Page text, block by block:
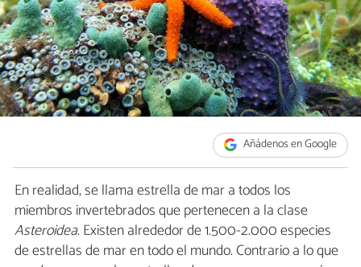
Añádenos en Google
En realidad, se llama estrella de mar a todos los
miembros invertebrados que pertenecen a la clase
Asteroidea. Existen alrededor de 1.500-2.000 especies
de estrellas de mar en todo el mundo. Contrario a lo que